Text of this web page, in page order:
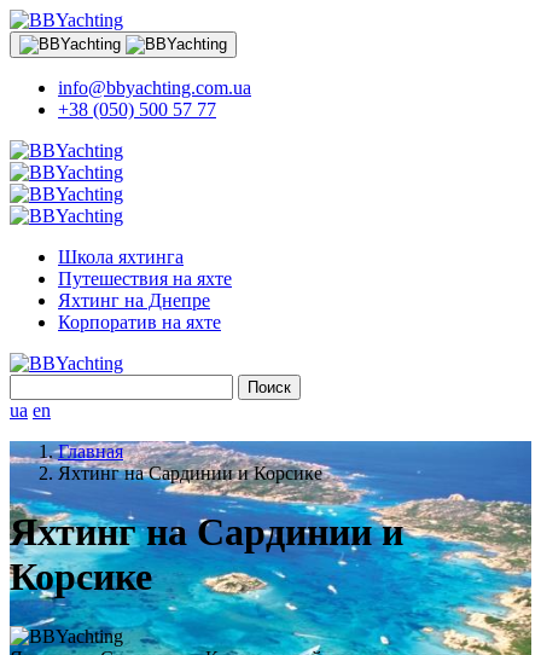
info@bbyachting.com.ua
+38 (050) 500 57 77
Школа яхтинга
Путешествия на яхте
Яхтинг на Днепре
Корпоратив на яхте
ua en
Главная
Яхтинг на Сардинии и Корсике
Яхтинг на Сардинии и
Корсике